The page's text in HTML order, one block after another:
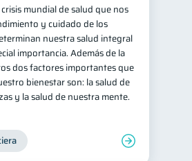
mundial de salud que nos
y cuidado de los
nuestra salud integral
importancia. Además de la
dos factores importantes que
bienestar son: la salud de
y la salud de nuestra mente.